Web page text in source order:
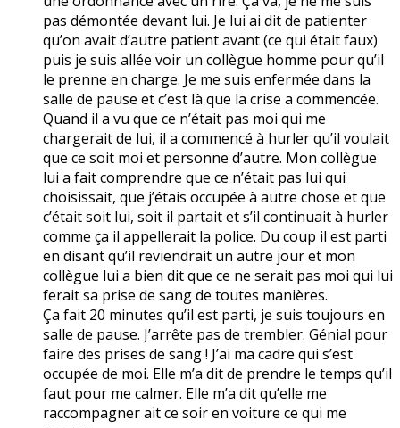
pas démontée devant lui. Je lui ai dit de patienter
qu’on avait d’autre patient avant (ce qui était faux)
puis je suis allée voir un collègue homme pour qu’il
le prenne en charge. Je me suis enfermée dans la
salle de pause et c’est là que la crise a commencée.
Quand il a vu que ce n’était pas moi qui me
chargerait de lui, il a commencé à hurler qu’il voulait
que ce soit moi et personne d’autre. Mon collègue
lui a fait comprendre que ce n’était pas lui qui
choisissait, que j’étais occupée à autre chose et que
c’était soit lui, soit il partait et s’il continuait à hurler
comme ça il appellerait la police. Du coup il est parti
en disant qu’il reviendrait un autre jour et mon
collègue lui a bien dit que ce ne serait pas moi qui lui
ferait sa prise de sang de toutes manières.
Ça fait 20 minutes qu’il est parti, je suis toujours en
salle de pause. J’arrête pas de trembler. Génial pour
faire des prises de sang ! J’ai ma cadre qui s’est
occupée de moi. Elle m’a dit de prendre le temps qu’il
faut pour me calmer. Elle m’a dit qu’elle me
raccompagner ait ce soir en voiture ce qui me